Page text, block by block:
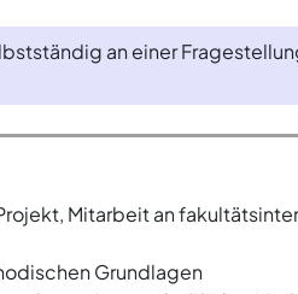
an einer
Mitarbeit an
Grundlagen